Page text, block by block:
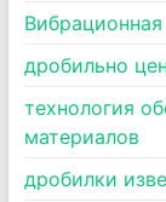
дробильно
технология
материалов
дробилки